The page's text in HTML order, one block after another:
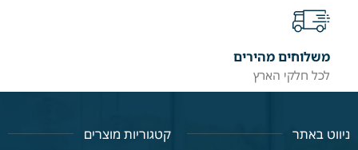
משלוחים מהירים
לכל חלקי הארץ
ניווט באתר קטגוריות מוצרים